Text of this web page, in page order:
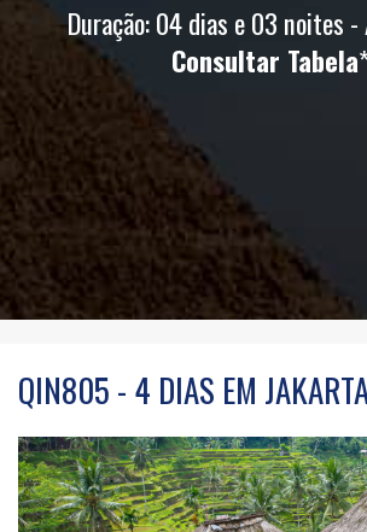
Duração: 04 dias e 03 noites
Consultar Tabela
QIN805 - 4 DIAS EM